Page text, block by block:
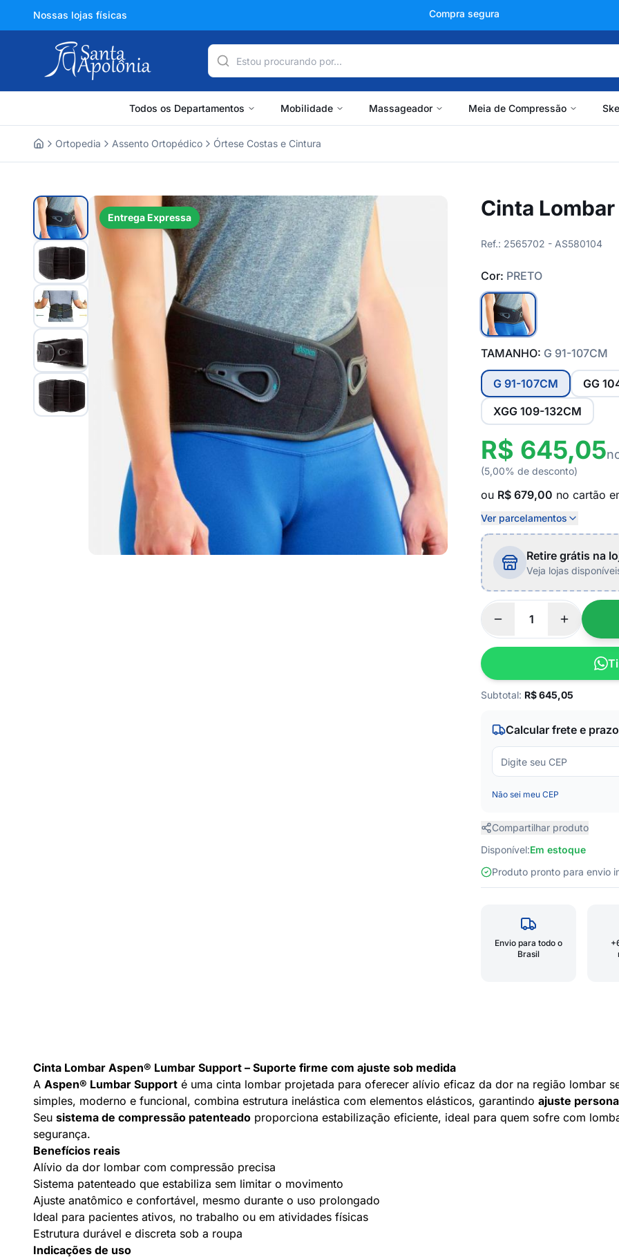
Nossas lojas físicas +150 mil avaliações
Todos os Departamentos Mobilidade Massageador Meia de Compressão
Ortopedia Assento Ortopédico Órtese Costas e Cintura
Entrega Expressa Cinta
Ref.: 2565702 - AS580104
Cor: PRETO
TAMANHO: G 91-107CM
G 91-107CM GG
XGG 109-132CM
R$ 645,05
(5,00% de desconto)
ou R$ 679,00 no cartão
Ver parcelamentos
Retire grátis na
Veja lojas
Subtotal: R$645,05
Calcular frete e prazo
Não sei meu CEP
Compartilhar produto
Disponível:Em estoque
Produto pronto para envio
Envio para todo o
Brasil
Cinta Lombar Aspen® Lumbar Support – Suporte firme com ajuste sob medida
A Aspen® Lumbar Support é uma cinta lombar projetada para oferecer alívio eficaz da dor na região lombar
simples, moderno e funcional, combina estrutura inelástica com elementos elásticos, garantindo ajuste
Seu sistema de compressão patenteado proporciona estabilização eficiente, ideal para quem sofre com
segurança.
Benefícios reais
Alívio da dor lombar com compressão precisa
Sistema patenteado que estabiliza sem limitar o movimento
Ajuste anatômico e confortável, mesmo durante o uso prolongado
Ideal para pacientes ativos, no trabalho ou em atividades físicas
Estrutura durável e discreta sob a roupa
Indicações de uso